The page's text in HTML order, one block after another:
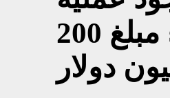
لتهريب قطع آثار لقاء مبلغ 200